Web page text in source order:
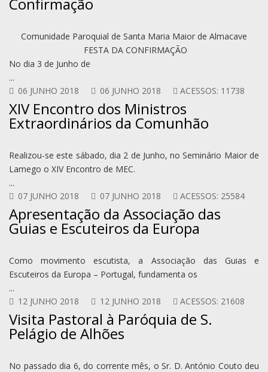
Comunidade Paroquial de Santa Maria Maior de Almacave
FESTA DA CONFIRMAÇÃO
No dia 3 de Junho de
...
06 JUNHO 2018
06 JUNHO 2018 ACESSOS: 11738
XIV Encontro dos Ministros
Extraordinários da Comunhão
Realizou-se este sábado, dia 2 de Junho, no Seminário Maior de
Lamego o XIV Encontro de MEC.
...
07 JUNHO 2018
07 JUNHO 2018 ACESSOS: 25584
Apresentação da Associação das
Guias e Escuteiros da Europa
Como movimento escutista, a Associação das Guias e
Escuteiros da Europa – Portugal, fundamenta os
...
12 JUNHO 2018
12 JUNHO 2018 ACESSOS: 21608
Visita Pastoral à Paróquia de S.
Pelágio de Alhões
No passado dia 6, do corrente mês, o Sr. D. António Couto deu